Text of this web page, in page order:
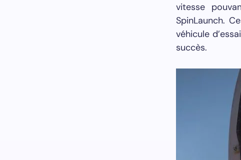
vitesse
SpinLaunch.
véhicule
succès.